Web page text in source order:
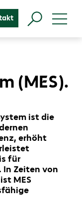
(MES).
ist die
erhöht
für
Zeiten von
MES